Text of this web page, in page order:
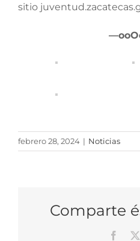
sitio
febrero 28, 2024 | Noticias
Comparte